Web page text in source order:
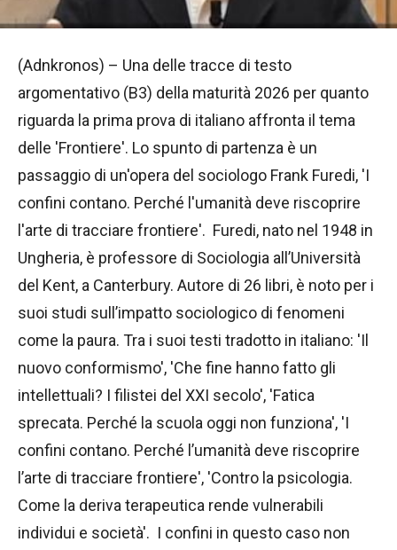
(Adnkronos) – Una delle tracce di testo
argomentativo (B3) della maturità 2026 per quanto
riguarda la prima prova di italiano affronta il tema
delle 'Frontiere'. Lo spunto di partenza è un
passaggio di un'opera del sociologo Frank Furedi, 'I
confini contano. Perché l'umanità deve riscoprire
l'arte di tracciare frontiere'. Furedi, nato nel 1948 in
Ungheria, è professore di Sociologia all’Università
del Kent, a Canterbury. Autore di 26 libri, è noto per i
suoi studi sull’impatto sociologico di fenomeni
come la paura. Tra i suoi testi tradotto in italiano: 'Il
nuovo conformismo', 'Che fine hanno fatto gli
intellettuali? I filistei del XXI secolo', 'Fatica
sprecata. Perché la scuola oggi non funziona', 'I
confini contano. Perché l’umanità deve riscoprire
l’arte di tracciare frontiere', 'Contro la psicologia.
Come la deriva terapeutica rende vulnerabili
individui e società'. I confini in questo caso non